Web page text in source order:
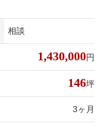
相談
1,430,000円
146坪
3ヶ月